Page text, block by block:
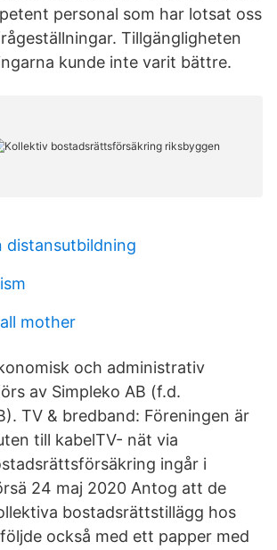
personal som har lotsat oss
Tillgängligheten
kunde inte varit bättre.
distansutbildning
mother
och administrativ
av Simpleko AB (f.d.
TV & bredband: Föreningen är
till kabelTV- nät via
ingår i
24 maj 2020 Antog att de
bostadsrättstillägg hos
också med ett papper med